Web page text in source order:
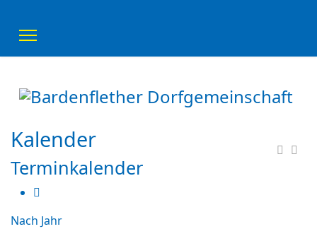
Kalender
Terminkalender
Nach Jahr